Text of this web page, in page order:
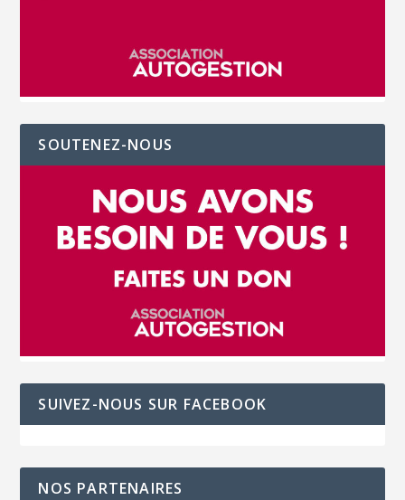
SOUTENEZ-NOUS
SUIVEZ-NOUS SUR FACEBOOK
NOS PARTENAIRES